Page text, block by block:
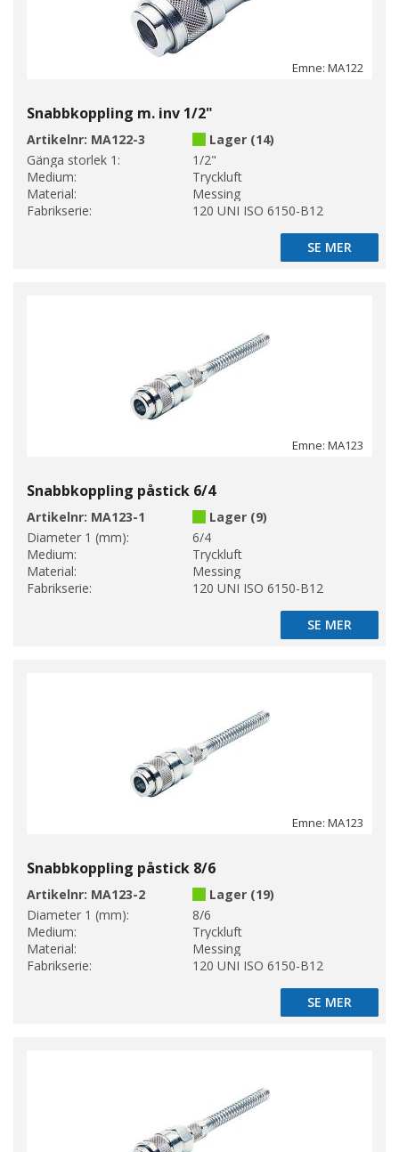
Emne: MA122
Snabbkoppling m. inv 1/2"
Artikelnr: MA122-3
Lager (14)
Gänga storlek 1:
1/2"
Medium:
Tryckluft
Material:
Messing
Fabrikserie:
120 UNI ISO 6150-B12
SE MER
SE MER
Emne: MA123
Snabbkoppling påstick 6/4
Artikelnr: MA123-1
Lager (9)
Diameter 1 (mm):
6/4
Medium:
Tryckluft
Material:
Messing
Fabrikserie:
120 UNI ISO 6150-B12
SE MER
SE MER
Emne: MA123
Snabbkoppling påstick 8/6
Artikelnr: MA123-2
Lager (19)
Diameter 1 (mm):
8/6
Medium:
Tryckluft
Material:
Messing
Fabrikserie:
120 UNI ISO 6150-B12
SE MER
SE MER